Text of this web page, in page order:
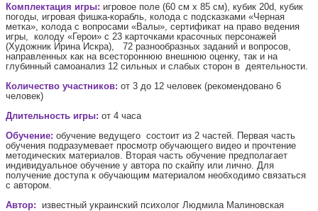
Комплектация игры: игровое поле (60 см х 85 см), кубик 20d , кубик
погоды, игровая фишка-корабль, колода с подсказками «Черная
метка», колода с вопросами «Валы», сертификат на право ведения
игры, колоду «Герои» с 23 карточками красочных персонажей
(Художник Ирина Искра), 72 разнообразных заданий и вопросов,
направленных как на всестороннюю внешнюю оценку, так и на
глубинный самоанализ 12 сильных и слабых сторон в деятельности.
Количество участников: от 3 до 12 человек (рекомендовано 6
человек)
Длительность игры: от 4 часа
Обучение: обучение ведущего состоит из 2 частей. Первая часть
обучения подразумевает просмотр обучающего видео и прочтение
методических материалов. Вторая часть обучение предполагает
индивидуальное обучение у автора по скайпу или лично. Для
получение доступа к обучающим материалом необходимо связаться
с автором.
Автор:
известный украинский психолог Людмила Малиновская